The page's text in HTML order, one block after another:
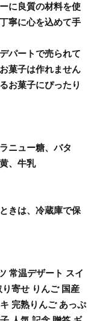
に良質の材料を使
寧に心を込めて手
パートで売られて
菓子は作れません
お菓子にぴったり
ニュー糖、バタ
、牛乳
きは、冷蔵庫で保
常温デザート スイ
寄せ りんご 国産
完熟りんご あっぷ